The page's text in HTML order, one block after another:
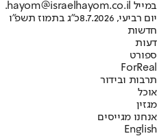
במייל hayom@israelhayom.co.il.
יום רביעי, 8.7.2026
כ"ג בתמוז תשפ"ו
חדשות
דעות
ספורט
ForReal
תרבות ובידור
אוכל
מגזין
אנחנו מגייסים
English